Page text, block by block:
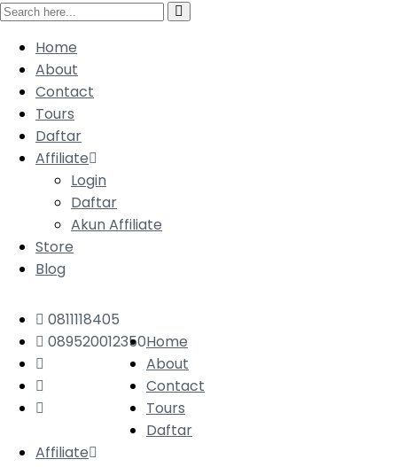
Home
About
Contact
Tours
Daftar
Affiliate
Login
Daftar
Akun Affiliate
Store
Blog
0811118405
089520012350Home
About
Contact
Tours
Daftar
Affiliate